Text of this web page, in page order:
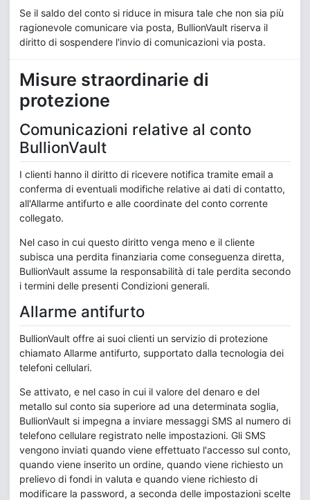
Se il saldo del conto si riduce in misura tale che non sia più
ragionevole comunicare via posta, BullionVault riserva il
diritto di sospendere l'invio di comunicazioni via posta.
Misure straordinarie di
protezione
Comunicazioni relative al conto
BullionVault
I clienti hanno il diritto di ricevere notifica tramite email a
conferma di eventuali modifiche relative ai dati di contatto,
all'Allarme antifurto e alle coordinate del conto corrente
collegato.
Nel caso in cui questo diritto venga meno e il cliente
subisca una perdita finanziaria come conseguenza diretta,
BullionVault assume la responsabilità di tale perdita secondo
i termini delle presenti Condizioni generali.
Allarme antifurto
BullionVault offre ai suoi clienti un servizio di protezione
chiamato Allarme antifurto, supportato dalla tecnologia dei
telefoni cellulari.
Se attivato, e nel caso in cui il valore del denaro e del
metallo sul conto sia superiore ad una determinata soglia,
BullionVault si impegna a inviare messaggi SMS al numero di
telefono cellulare registrato nelle impostazioni. Gli SMS
vengono inviati quando viene effettuato l'accesso sul conto,
quando viene inserito un ordine, quando viene richiesto un
prelievo di fondi in valuta e quando viene richiesto di
modificare la password, a seconda delle impostazioni scelte